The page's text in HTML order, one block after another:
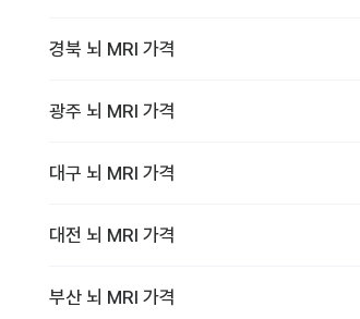
경북 뇌 MRI 가격
광주 뇌 MRI 가격
대구 뇌 MRI 가격
대전 뇌 MRI 가격
부산 뇌 MRI 가격